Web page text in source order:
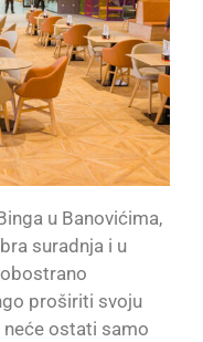
u Banovićima,
suradnja i u
proširiti svoju
ostati samo